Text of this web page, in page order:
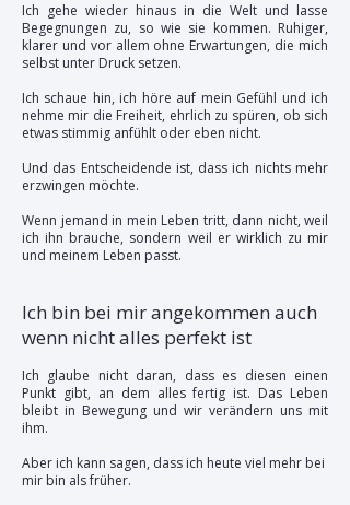
Ich gehe wieder hinaus in die Welt und lasse
Begegnungen zu, so wie sie kommen. Ruhiger,
klarer und vor allem ohne Erwartungen, die mich
selbst unter Druck setzen.
Ich schaue hin, ich höre auf mein Gefühl und ich
nehme mir die Freiheit, ehrlich zu spüren, ob sich
etwas stimmig anfühlt oder eben nicht.
Und das Entscheidende ist, dass ich nichts mehr
erzwingen möchte.
Wenn jemand in mein Leben tritt, dann nicht, weil
ich ihn brauche, sondern weil er wirklich zu mir
und meinem Leben passt.
Ich bin bei mir angekommen auch
wenn nicht alles perfekt ist
Ich glaube nicht daran, dass es diesen einen
Punkt gibt, an dem alles fertig ist. Das Leben
bleibt in Bewegung und wir verändern uns mit
ihm.
Aber ich kann sagen, dass ich heute viel mehr bei
mir bin als früher.